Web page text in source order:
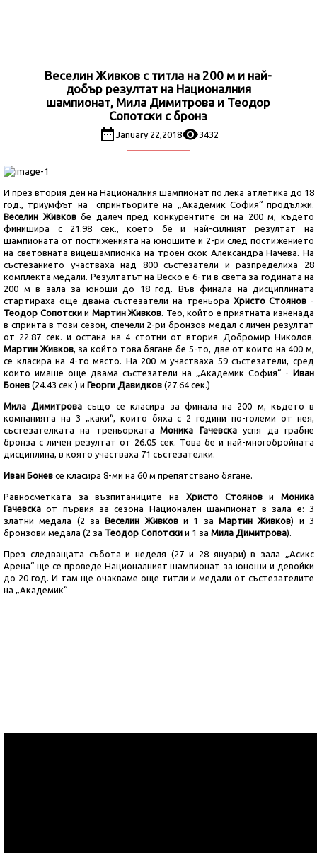
Веселин Живков с титла на 200 м и най-
добър резултат на Националния
шампионат, Мила Димитрова и Теодор
Сопотски с бронз
January 22,2018 3432
И през втория ден на Националния шампионат по лека атлетика до 18
год., триумфът на спринтьорите на „Академик София“ продължи.
Веселин Живковбе далеч пред конкурентите си на 200 м, където
финишира с 21.98 сек., което бе и най-силният резултат на
шампионата от постиженията на юношите и 2-ри след постижението
на световната вицешампионка на троен скок Александра Начева. На
състезанието участваха над 800 състезатели и разпределиха 28
комплекта медали. Резултатът на Веско е 6-ти в света за годината на
200 м в зала за юноши до 18 год. Във финала на дисциплината
стартираха още двама състезатели на треньора Христо Стоянов -
Теодор Сопотскии Мартин Живков. Тео, който е приятната изненада
в спринта в този сезон, спечели 2-ри бронзов медал с личен резултат
от 22.87 сек. и остана на 4 стотни от втория Добромир Николов.
Мартин Живков, за който това бягане бе 5-то, две от които на 400 м,
се класира на 4-то място. На 200 м участваха 59 състезатели, сред
които имаше още двама състезатели на „Академик София“ -Иван
Бонев (24.43 сек.) и Георги Давидков (27.64 сек.)
Мила Димитровасъщо се класира за финала на 200 м, където в
компанията на 3 „каки“, които бяха с 2 години по-големи от нея,
състезателката на треньоркатаМоника Гачевскауспя да грабне
бронза с личен резултат от 26.05 сек. Това бе и най-многобройната
дисциплина, в която участваха 71 състезателки.
Иван Бонев се класира 8-ми на 60 м препятствано бягане.
Равносметката за възпитаниците на Христо СтояновиМоника
Гачевскаот първия за сезона Национален шампионат в зала е: 3
златни медала (2 заВеселин Живкови 1 заМартин Живков) и 3
бронзови медала (2 за Теодор Сопотски и 1 за Мила Димитрова).
През следващата събота и неделя (27 и 28 януари) в зала „Асикс
Арена“ ще се проведе Националният шампионат за юноши и девойки
до 20 год. И там ще очакваме още титли и медали от състезателите
на „Академик“